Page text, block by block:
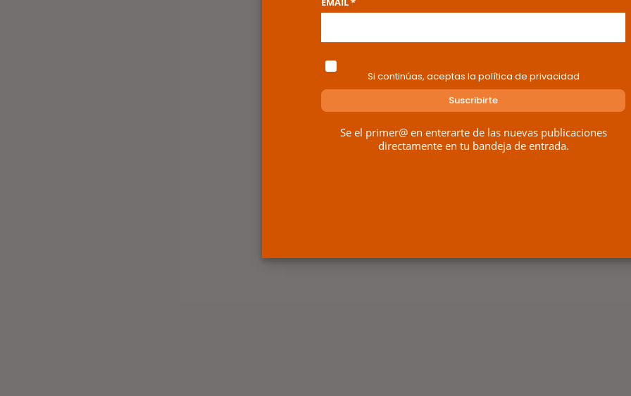
Si continúas, aceptas la política de privacidad
Se el primer@ en enterarte de las nuevas publicaciones
directamente en tu bandeja de entrada.